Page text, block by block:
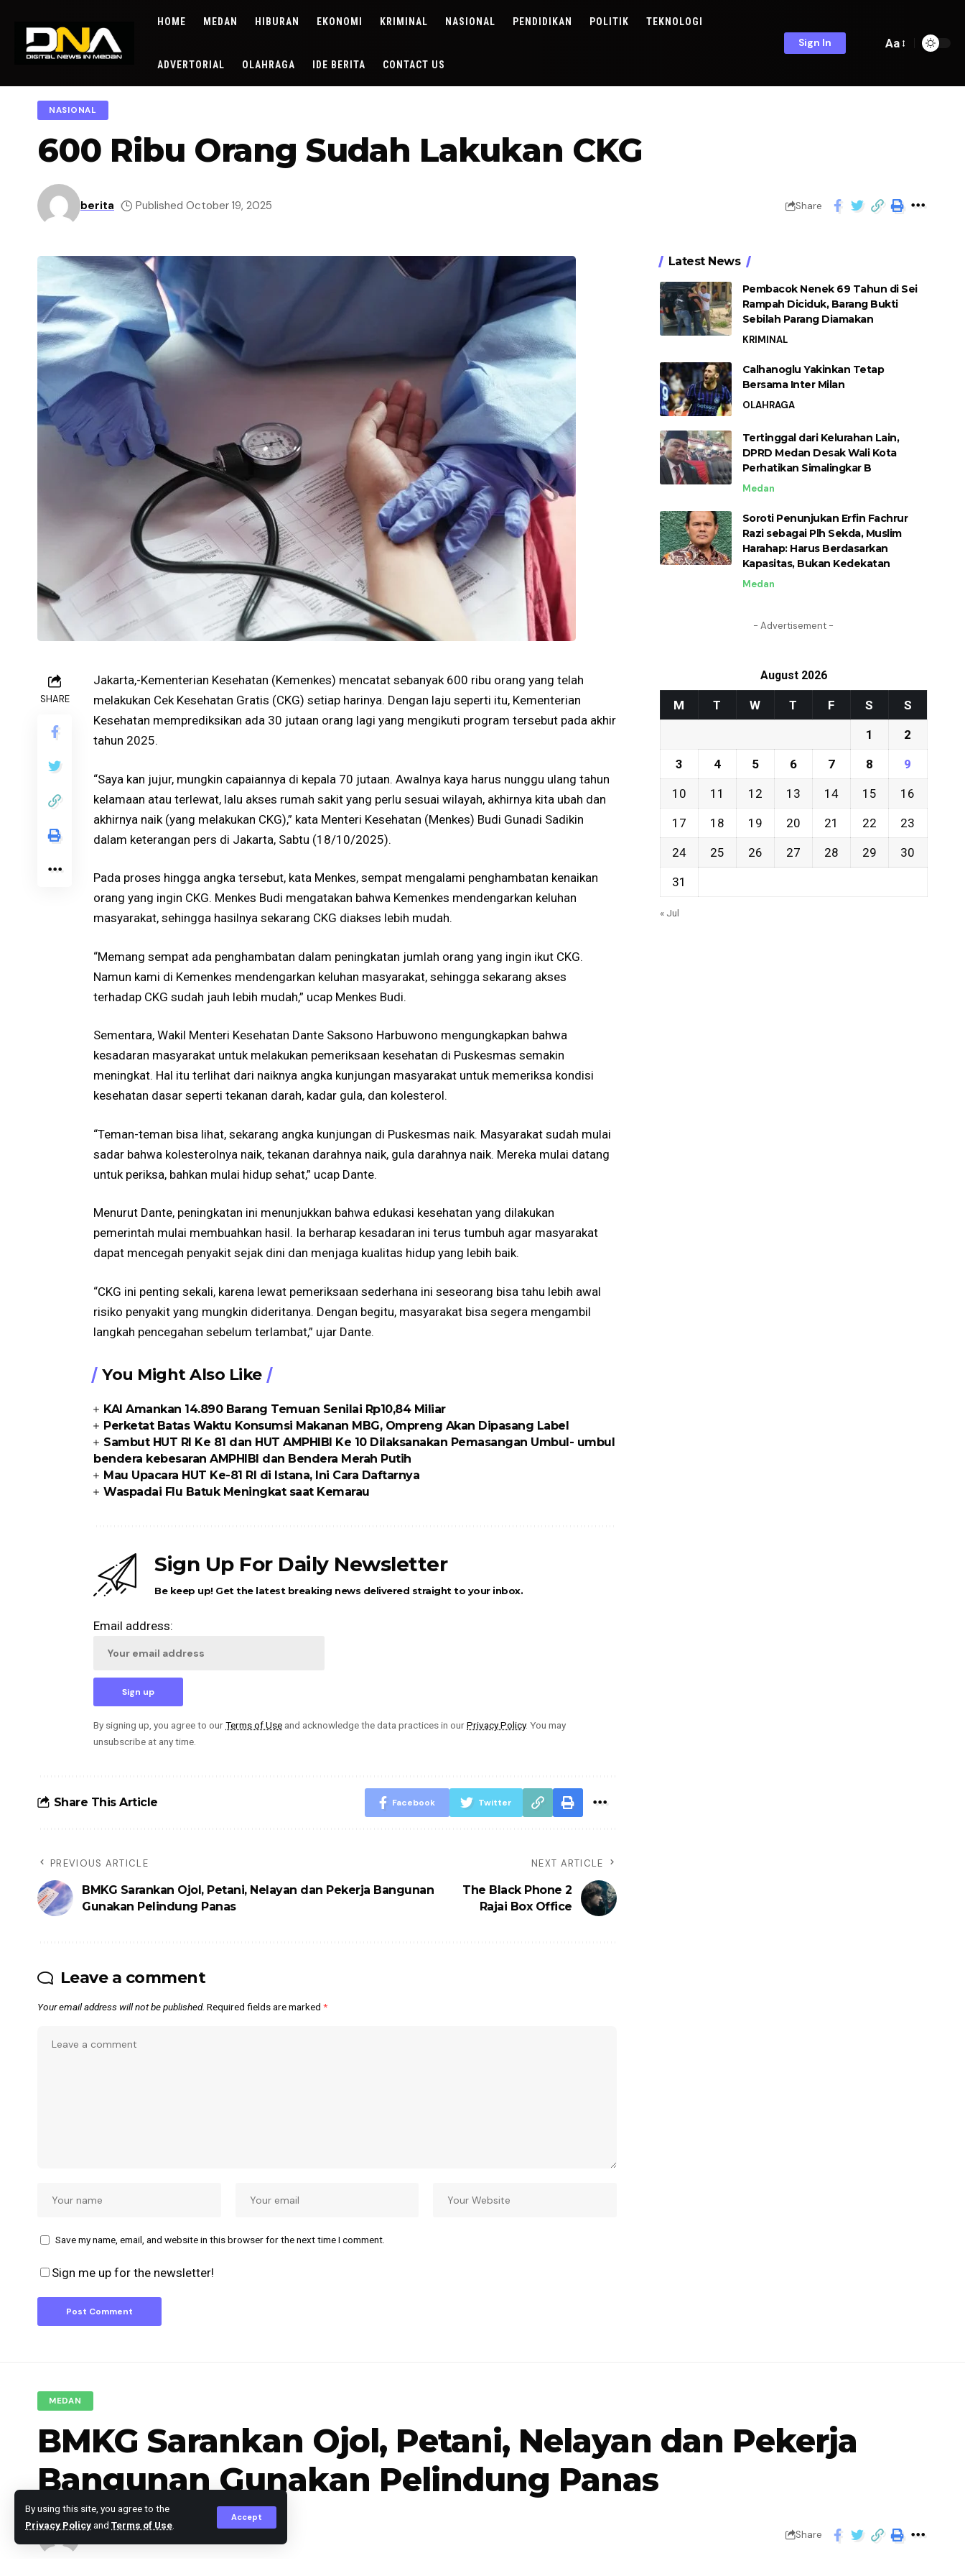
By using this site, you agree to the
Privacy Policyand Terms of Use
Accept
HOME MEDAN HIBURAN EKONOMI KRIMINAL NASIONAL PENDIDIKAN POLITIK TEKNOLOGI
ADVERTORIAL OLAHRAGA IDE BERITA CONTACT US
Sign In Aa
NASIONAL
600 Ribu Orang Sudah Lakukan CKG
berita Published October 19, 2025 Share
SHARE
Jakarta,-Kementerian Kesehatan (Kemenkes) mencatat sebanyak 600 ribu orang yang telah
melakukan Cek Kesehatan Gratis (CKG) setiap harinya. Dengan laju seperti itu, Kementerian
Kesehatan memprediksikan ada 30 jutaan orang lagi yang mengikuti program tersebut pada akhir
tahun 2025.
“Saya kan jujur, mungkin capaiannya di kepala 70 jutaan. Awalnya kaya harus nunggu ulang tahun
kelamaan atau terlewat, lalu akses rumah sakit yang perlu sesuai wilayah, akhirnya kita ubah dan
akhirnya naik (yang melakukan CKG),” kata Menteri Kesehatan (Menkes) Budi Gunadi Sadikin
dalam keterangan pers di Jakarta, Sabtu (18/10/2025).
Pada proses hingga angka tersebut, kata Menkes, sempat mengalami penghambatan kenaikan
orang yang ingin CKG. Menkes Budi mengatakan bahwa Kemenkes mendengarkan keluhan
masyarakat, sehingga hasilnya sekarang CKG diakses lebih mudah.
“Memang sempat ada penghambatan dalam peningkatan jumlah orang yang ingin ikut CKG.
Namun kami di Kemenkes mendengarkan keluhan masyarakat, sehingga sekarang akses
terhadap CKG sudah jauh lebih mudah,” ucap Menkes Budi.
Sementara, Wakil Menteri Kesehatan Dante Saksono Harbuwono mengungkapkan bahwa
kesadaran masyarakat untuk melakukan pemeriksaan kesehatan di Puskesmas semakin
meningkat. Hal itu terlihat dari naiknya angka kunjungan masyarakat untuk memeriksa kondisi
kesehatan dasar seperti tekanan darah, kadar gula, dan kolesterol.
“Teman-teman bisa lihat, sekarang angka kunjungan di Puskesmas naik. Masyarakat sudah mulai
sadar bahwa kolesterolnya naik, tekanan darahnya naik, gula darahnya naik. Mereka mulai datang
untuk periksa, bahkan mulai hidup sehat,” ucap Dante.
Menurut Dante, peningkatan ini menunjukkan bahwa edukasi kesehatan yang dilakukan
pemerintah mulai membuahkan hasil. Ia berharap kesadaran ini terus tumbuh agar masyarakat
dapat mencegah penyakit sejak dini dan menjaga kualitas hidup yang lebih baik.
“CKG ini penting sekali, karena lewat pemeriksaan sederhana ini seseorang bisa tahu lebih awal
risiko penyakit yang mungkin dideritanya. Dengan begitu, masyarakat bisa segera mengambil
langkah pencegahan sebelum terlambat,” ujar Dante.
You Might Also Like
KAI Amankan 14.890 Barang Temuan Senilai Rp10,84 Miliar
Perketat Batas Waktu Konsumsi Makanan MBG, Ompreng Akan Dipasang Label
Sambut HUT RI Ke 81 dan HUT AMPHIBI Ke 10 Dilaksanakan Pemasangan Umbul- umbul
bendera kebesaran AMPHIBI dan Bendera Merah Putih
Mau Upacara HUT Ke-81 RI di Istana, Ini Cara Daftarnya
Waspadai Flu Batuk Meningkat saat Kemarau
Sign Up For Daily Newsletter
Be keep up! Get the latest breaking news delivered straight to your inbox.
Email address:
By signing up, you agree to ourTerms of Use and acknowledge the data practices in ourPrivacy Policy. You may
unsubscribe at any time.
Share This Article Facebook Twitter
PREVIOUS ARTICLE
BMKG Sarankan Ojol, Petani, Nelayan dan Pekerja Bangunan
Gunakan Pelindung Panas
NEXT ARTICLE
The Black Phone 2
Rajai Box Office
Leave a comment
Your email address will not be published. Required fields are marked *
Save my name, email, and website in this browser for the next time I comment.
Sign me up for the newsletter!
Latest News
Pembacok Nenek 69 Tahun di Sei
Rampah Diciduk, Barang Bukti
Sebilah Parang Diamakan
KRIMINAL
Calhanoglu Yakinkan Tetap
Bersama Inter Milan
OLAHRAGA
Tertinggal dari Kelurahan Lain,
DPRD Medan Desak Wali Kota
Perhatikan Simalingkar B
Medan
Soroti Penunjukan Erfin Fachrur
Razi sebagai Plh Sekda, Muslim
Harahap: Harus Berdasarkan
Kapasitas, Bukan Kedekatan
Medan
- Advertisement -
August 2026
M T W T F S S
1 2
3 4 5 6 7 8 9
10 11 12 13 14 15 16
17 18 19 20 21 22 23
24 25 26 27 28 29 30
31
« Jul
MEDAN
BMKG Sarankan Ojol, Petani, Nelayan dan Pekerja
Bangunan Gunakan Pelindung Panas
berita Published October 19, 2025 Share